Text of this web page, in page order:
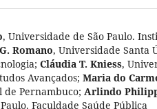
, Universidade de São Paulo.
Romano, Universidade Santa
; Cláudia T. Kniess,
Avançados; Maria do
de Pernambuco; Arlindo
Faculdade Saúde Pública